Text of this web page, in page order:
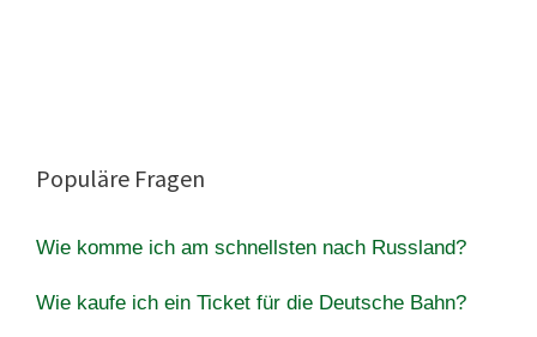
Populäre Fragen
Wie komme ich am schnellsten nach Russland?
Wie kaufe ich ein Ticket für die Deutsche Bahn?